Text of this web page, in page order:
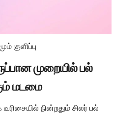
குளிப்பு
முறையில் பல்
மடமை
நின்றதும் சிலர் பல்